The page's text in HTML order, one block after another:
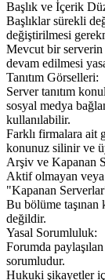
Başlık ve İçerik
Başlıklar sürekli
değiştirilmesi
Mevcut bir serverin
devam edilmesi
Tanıtım Görselleri:
Server tanıtım
sosyal medya
kullanılabilir.
Farklı firmalara ait
konunuz silinir ve
Arşiv ve Kapanan
Aktif olmayan veya
"Kapanan
Bu bölüme taşınan
değildir.
Yasal Sorumluluk:
Forumda
sorumludur.
Hukuki şikayetler